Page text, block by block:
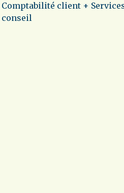
Comptabilité client +
conseil